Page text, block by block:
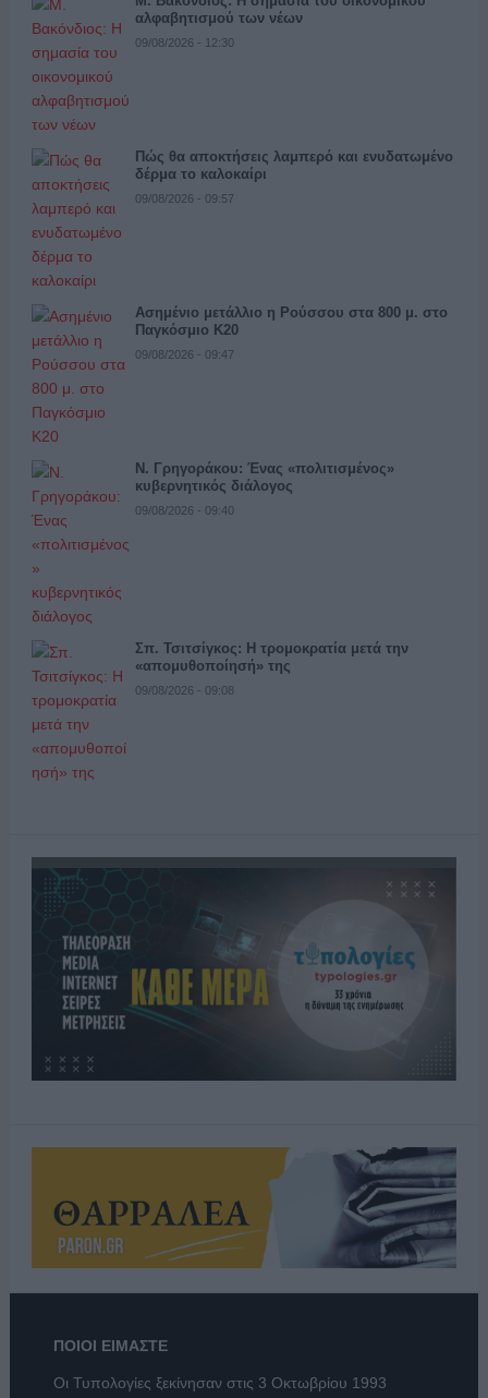
αλφαβητισμού των νέων
09/08/2026 - 12:30
Πώς θα αποκτήσεις λαμπερό και ενυδατωμένο
δέρμα το καλοκαίρι
09/08/2026 - 09:57
Ασημένιο μετάλλιο η Ρούσσου στα 800 μ. στο
Παγκόσμιο Κ20
09/08/2026 - 09:47
Ν. Γρηγοράκου: Ένας «πολιτισμένος»
κυβερνητικός διάλογος
09/08/2026 - 09:40
Σπ. Τσιτσίγκος: Η τρομοκρατία μετά την
«απομυθοποίησή» της
09/08/2026 - 09:08
ΠΟΙΟΙ ΕΙΜΑΣΤΕ
Οι Τυπολογίες ξεκίνησαν στις 3 Οκτωβρίου 1993